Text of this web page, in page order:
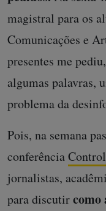
magistral para os
Comunicações e
presentes me
algumas palavras,
problema da
Pois, na semana
conferência
jornalistas,
para discutircomo